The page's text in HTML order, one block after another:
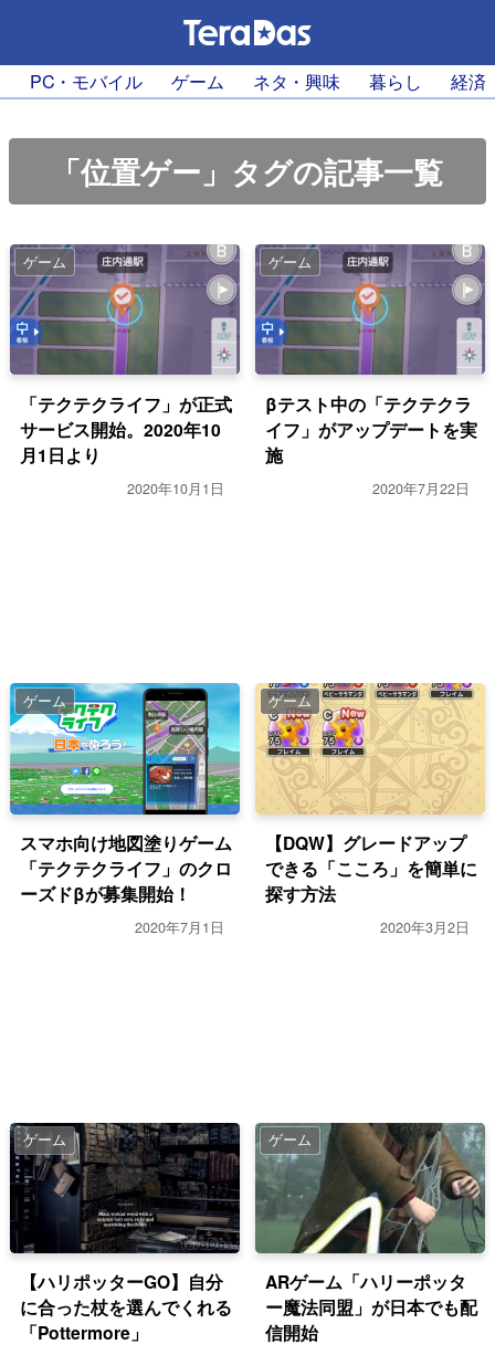
PC・モバイル ゲーム ネタ・興味 暮らし 経済
「位置ゲー」タグの記事一覧
ゲーム
「テクテクライフ」が正式
サービス開始。2020年10
月1日より
2020年10月1日
ゲーム
βテスト中の「テクテクラ
イフ」がアップデートを実
施
2020年7月22日
ゲーム
スマホ向け地図塗りゲーム
「テクテクライフ」のクロ
ーズドβが募集開始！
2020年7月1日
ゲーム
【DQW】グレードアップ
できる「こころ」を簡単に
探す方法
2020年3月2日
ゲーム
【ハリポッターGO】自分
に合った杖を選んでくれる
「Pottermore」
ゲーム
ARゲーム「ハリーポッタ
ー魔法同盟」が日本でも配
信開始